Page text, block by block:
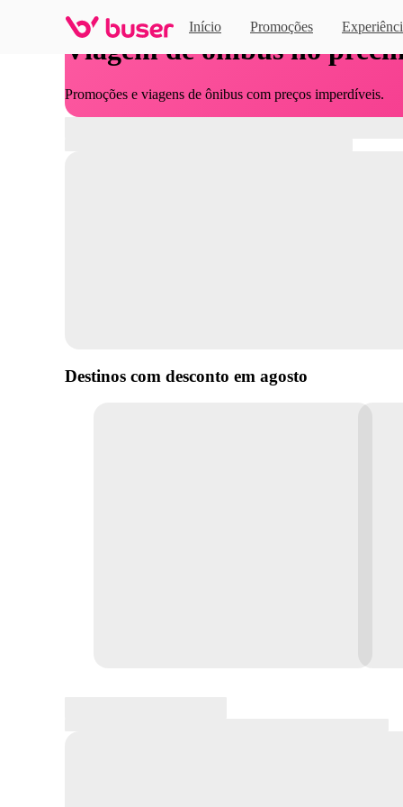
Início Promoções
Viagem de ônibus no
Promoções e viagens de ônibus com preços imperdíveis.
Destinos com desconto em agosto